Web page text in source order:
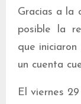
Gracias a la
posible la
que
un cuenta
El viernes